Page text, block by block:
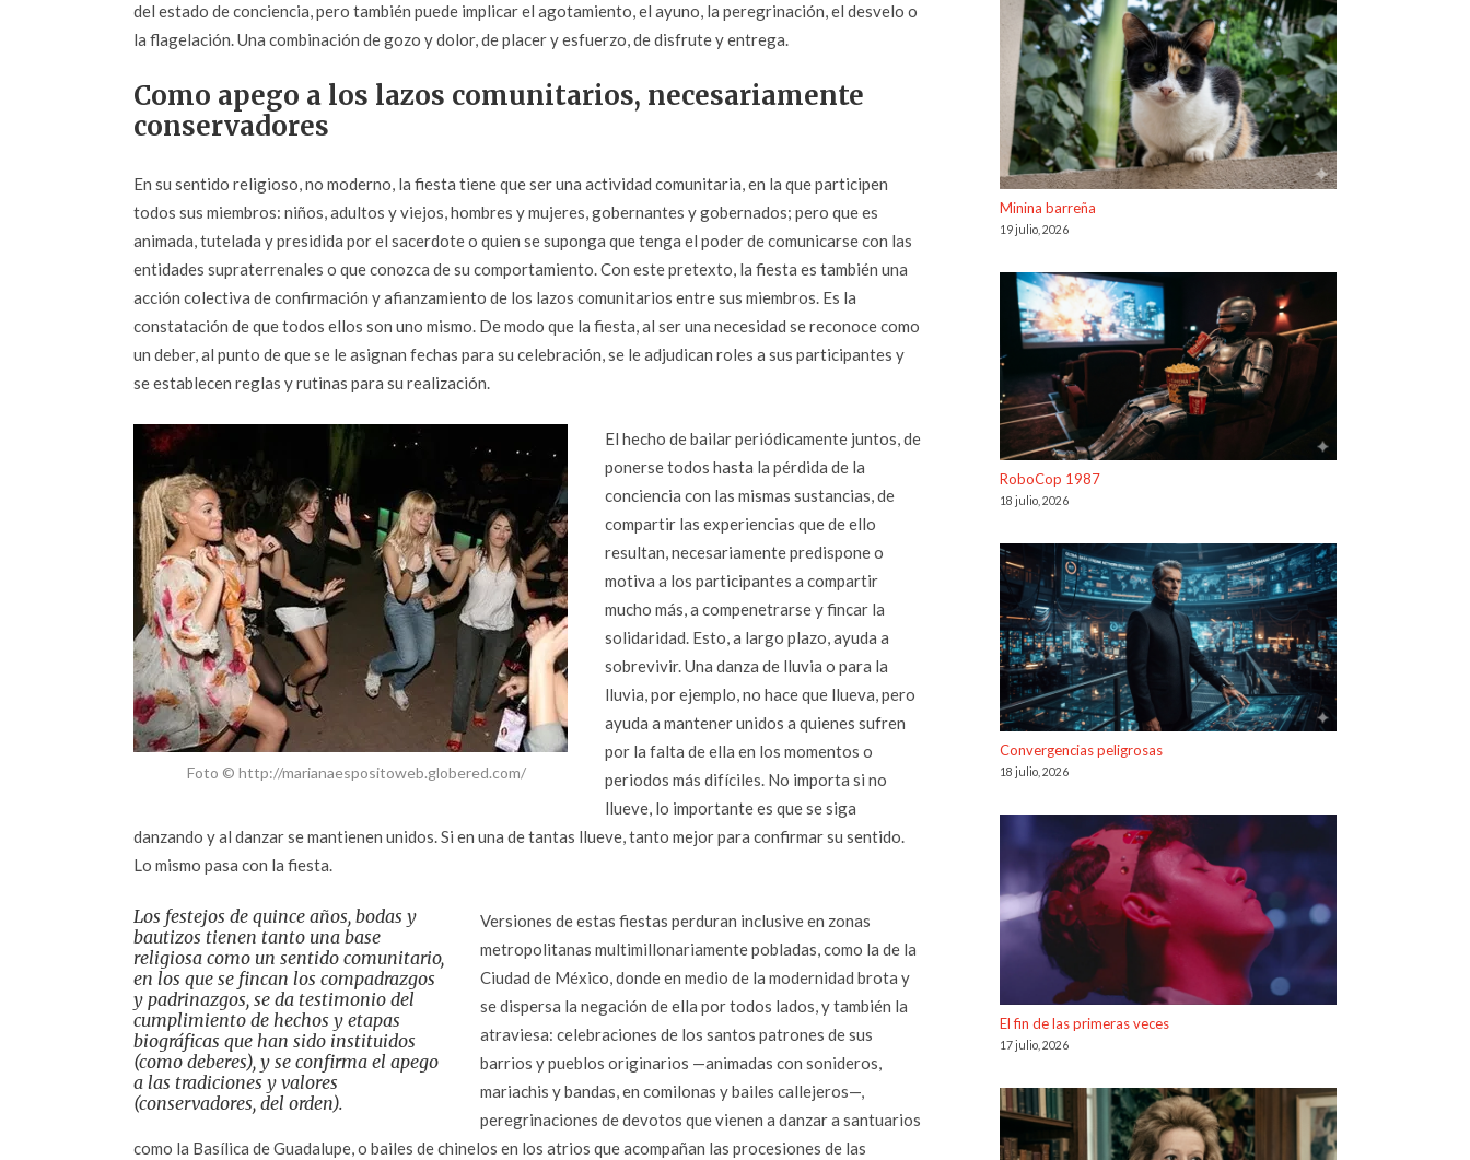
del estado de conciencia, pero también puede implicar el agotamiento, el ayuno, la peregrinación, el desvelo o
la flagelación. Una combinación de gozo y dolor, de placer y esfuerzo, de disfrute y entrega.
Como apego a los lazos comunitarios, necesariamente
conservadores
En su sentido religioso, no moderno, la fiesta tiene que ser una actividad comunitaria, en la que participen
todos sus miembros: niños, adultos y viejos, hombres y mujeres, gobernantes y gobernados; pero que es
animada, tutelada y presidida por el sacerdote o quien se suponga que tenga el poder de comunicarse con las
entidades supraterrenales o que conozca de su comportamiento. Con este pretexto, la fiesta es también una
acción colectiva de confirmación y afianzamiento de los lazos comunitarios entre sus miembros. Es la
constatación de que todos ellos son uno mismo. De modo que la fiesta, al ser una necesidad se reconoce como
un deber, al punto de que se le asignan fechas para su celebración, se le adjudican roles a sus participantes y
se establecen reglas y rutinas para su realización.
Foto © http://marianaespositoweb.globered.com/
El hecho de bailar periódicamente juntos, de
ponerse todos hasta la pérdida de la
conciencia con las mismas sustancias, de
compartir las experiencias que de ello
resultan, necesariamente predispone o
motiva a los participantes a compartir
mucho más, a compenetrarse y fincar la
solidaridad. Esto, a largo plazo, ayuda a
sobrevivir. Una danza de lluvia o para la
lluvia, por ejemplo, no hace que llueva, pero
ayuda a mantener unidos a quienes sufren
por la falta de ella en los momentos o
periodos más difíciles. No importa si no
llueve, lo importante es que se siga
danzando y al danzar se mantienen unidos. Si en una de tantas llueve, tanto mejor para confirmar su sentido.
Lo mismo pasa con la fiesta.
Los festejos de quince años, bodas y
bautizos tienen tanto una base
religiosa como un sentido comunitario,
en los que se fincan los compadrazgos
y padrinazgos, se da testimonio del
cumplimiento de hechos y etapas
biográficas que han sido instituidos
(como deberes), y se confirma el apego
a las tradiciones y valores
(conservadores, del orden).
Versiones de estas fiestas perduran inclusive en zonas
metropolitanas multimillonariamente pobladas, como la de la
Ciudad de México, donde en medio de la modernidad brota y
se dispersa la negación de ella por todos lados, y también la
atraviesa: celebraciones de los santos patrones de sus
barrios y pueblos originarios —animadas con sonideros,
mariachis y bandas, en comilonas y bailes callejeros—,
peregrinaciones de devotos que vienen a danzar a santuarios
como la Basílica de Guadalupe, o bailes de chinelos en los atrios que acompañan las procesiones de las
Minina barreña
19 julio, 2026
RoboCop 1987
18 julio, 2026
Convergencias peligrosas
18 julio, 2026
El fin de las primeras veces
17 julio, 2026